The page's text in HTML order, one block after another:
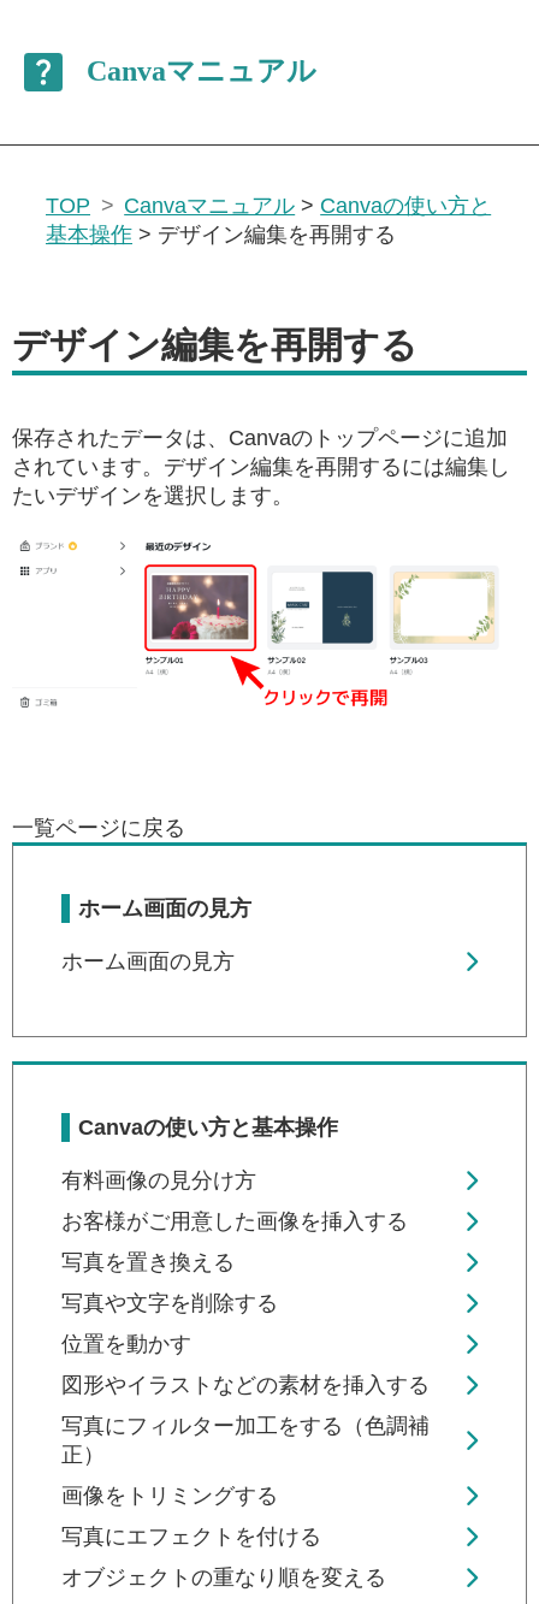
TOP Canvaマニュアル > Canvaの使い方と
基本操作 > デザイン編集を再開する
デザイン編集を再開する
保存されたデータは、Canvaのトップページに追加
されています。デザイン編集を再開するには編集し
たいデザインを選択します。
一覧ページに戻る
ホーム画面の見方
ホーム画面の見方
Canvaの使い方と基本操作
有料画像の見分け方
お客様がご用意した画像を挿入する
写真を置き換える
写真や文字を削除する
位置を動かす
図形やイラストなどの素材を挿入する
写真にフィルター加工をする（色調補
正）
画像をトリミングする
写真にエフェクトを付ける
オブジェクトの重なり順を変える